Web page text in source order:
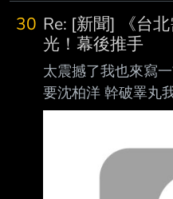
很怕被騙 問一下鄉
烏克蘭的女孩嗎 --
規定 另外也很不想
可能要有一點點英
男生可能還要考慮
是放棄的 但最近很
30 Re: [新聞] 《台
光！幕後推手
太震撼了我也來寫
要沈柏洋 幹破睪丸
天麟小三香 台北需
吳崢瑋珊最健康 台
良 台北需要沈柏洋